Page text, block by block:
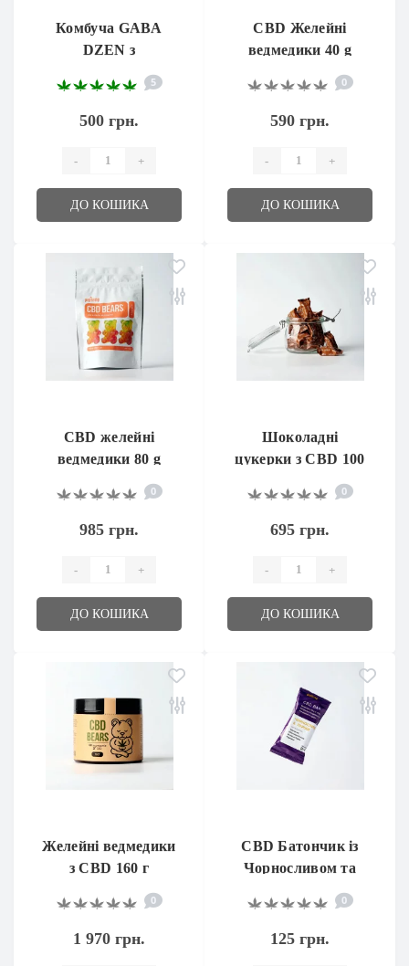
Комбуча GABA
DZEN з
екстрактом чаю
габа
5
500 грн.
- +
ДО КОШИКА
CBD Желейні
ведмедики 40 g
0
590 грн.
- +
ДО КОШИКА
CBD желейні
ведмедики 80 g
0
985 грн.
- +
ДО КОШИКА
Шоколадні
цукерки з CBD 100
0
695 грн.
- +
ДО КОШИКА
Желейні ведмедики
з CBD 160 г
0
1 970 грн.
CBD Батончик із
Чорносливом та
0
125 грн.